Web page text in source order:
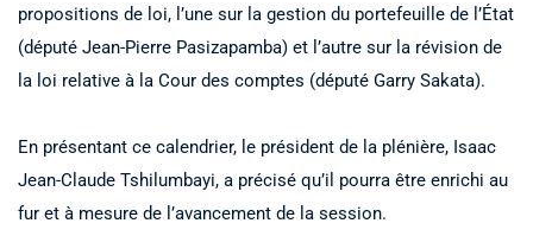
propositions de loi, l’une sur la gestion du portefeuille de l’État
(député Jean-Pierre Pasizapamba) et l’autre sur la révision de
la loi relative à la Cour des comptes (député Garry Sakata).
En présentant ce calendrier, le président de la plénière, Isaac
Jean-Claude Tshilumbayi, a précisé qu’il pourra être enrichi au
fur et à mesure de l’avancement de la session.